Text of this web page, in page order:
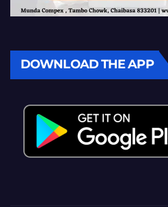
DOWNLOAD THE APP